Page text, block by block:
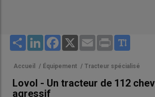
Share LinkedInFacebook
X Email Print
Accueil / Équipement / Tracteur spécialisé
Lovol - Un tracteur de 112
agressif